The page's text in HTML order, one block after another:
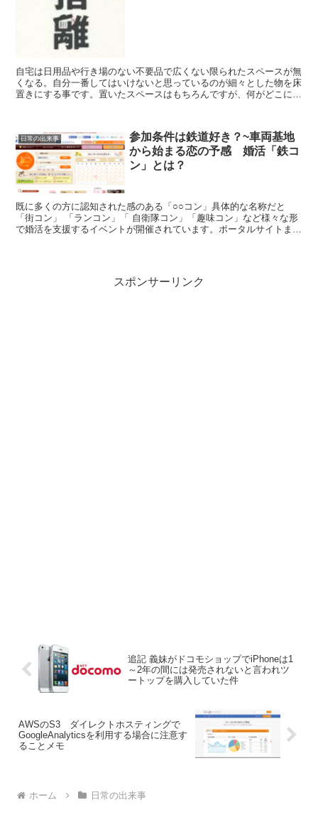
自宅は日用品や行き場のない不要品で広くない限られたスペースが無
くなる。自分一番してはいけないと思っているのが細々とした物を床
置きにする事です。置いたスペースはもちろんですが、何がどこにあ
日常の出来事
参加条件は鉄道好き？~車両基地
から始まる恋の予感 婚活「鉄コ
ン」とは？
既に多くの方に認知された感のある「○○コン」具体的な名称だと
「街コン」 「ランコン」「 自衛隊コン」「趣味コン」など様々な形
で婚活を支援するイベントが開催されています。ポータルサイトまで
スポンサーリンク
追記 義妹がドコモショップでiPhoneは1
～2年の間には発売されないと言われツ
ートップを購入していた件
AWSのS3 ダイレクトホスティングで
GoogleAnalyticsを利用する場合に注意す
ることメモ
ホーム 日常の出来事